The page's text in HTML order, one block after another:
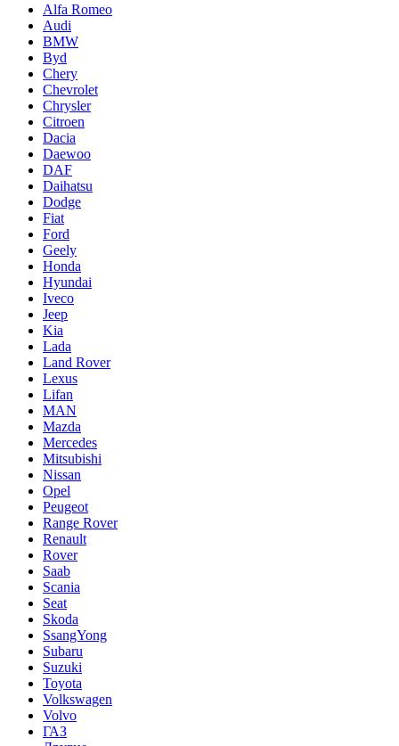
Alfa Romeo
Audi
BMW
Byd
Chery
Chevrolet
Chrysler
Citroen
Dacia
Daewoo
DAF
Daihatsu
Dodge
Fiat
Ford
Geely
Honda
Hyundai
Iveco
Jeep
Kia
Lada
Land Rover
Lexus
Lifan
MAN
Mazda
Mercedes
Mitsubishi
Nissan
Opel
Peugeot
Range Rover
Renault
Rover
Saab
Scania
Seat
Skoda
SsangYong
Subaru
Suzuki
Toyota
Volkswagen
Volvo
ГАЗ